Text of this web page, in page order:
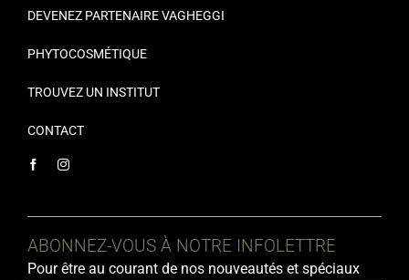
DEVENEZ PARTENAIRE VAGHEGGI
PHYTOCOSMÉTIQUE
TROUVEZ UN INSTITUT
CONTACT
ABONNEZ-VOUS À NOTRE INFOLETTRE
Pour être au courant de nos nouveautés et spéciaux